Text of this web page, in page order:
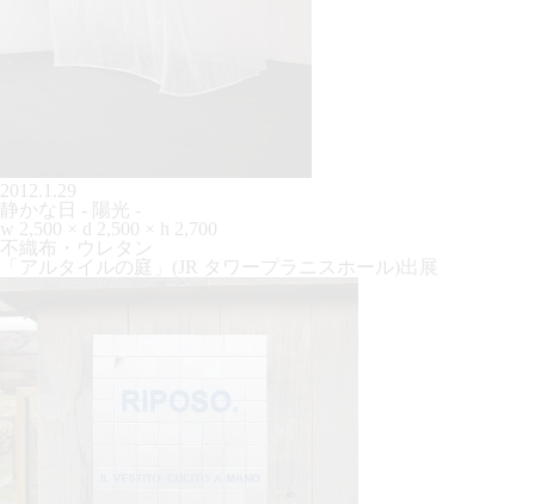
2012.1.29
静かな日 - 陽光 -
w 2,500 × d 2,500 × h 2,700
不織布・ウレタン
「アルタイルの庭」(JR タワープラニスホール)出展